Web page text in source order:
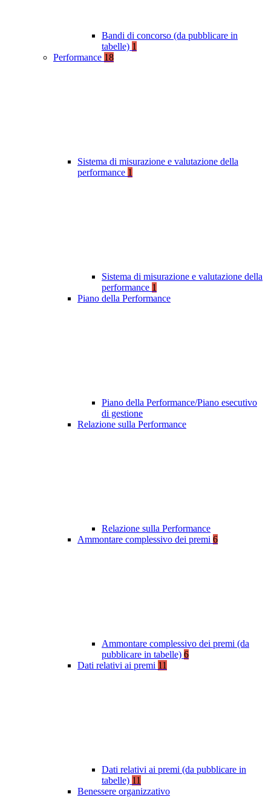
Bandi di concorso (da pubblicare in
tabelle) 1
Performance 18
Sistema di misurazione e valutazione della
performance 1
Sistema di misurazione e valutazione della
performance 1
Piano della Performance
Piano della Performance/Piano esecutivo
di gestione
Relazione sulla Performance
Relazione sulla Performance
Ammontare complessivo dei premi 6
Ammontare complessivo dei premi (da
pubblicare in tabelle) 6
Dati relativi ai premi 11
Dati relativi ai premi (da pubblicare in
tabelle) 11
Benessere organizzativo